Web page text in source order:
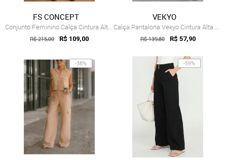
FS CONCEPT
Conjunto Feminino Calça Cintura Alta Pan...
R$ 215,00 R$ 109,00
VEKYO
Calça Pantalona Vekyo Cintura Alta Flare...
R$ 139,80 R$ 57,90
-38% -59%